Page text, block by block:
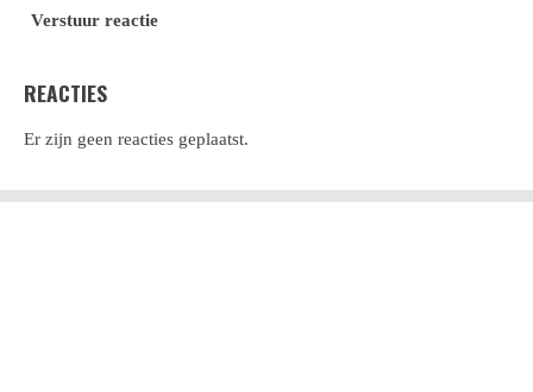
Verstuur reactie
REACTIES
Er zijn geen reacties geplaatst.